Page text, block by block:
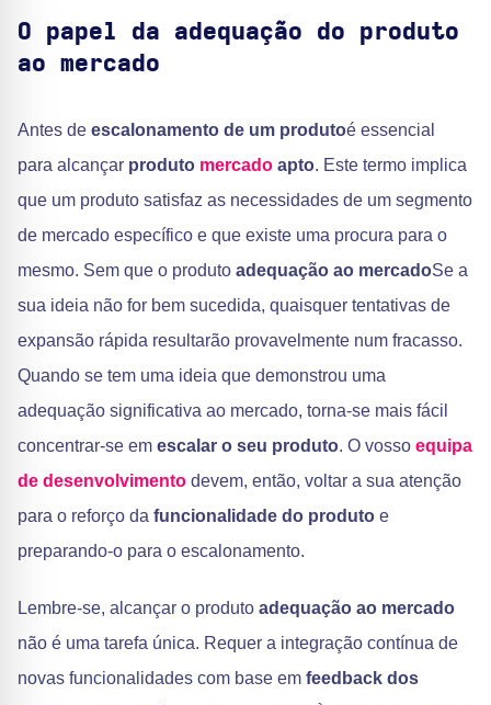
O papel da adequação do produto
ao mercado
Antes de escalonamento de um produtoé essencial
para alcançar produto mercado apto. Este termo implica
que um produto satisfaz as necessidades de um segmento
de mercado específico e que existe uma procura para o
mesmo. Sem que o produto adequação ao mercadoSe a
sua ideia não for bem sucedida, quaisquer tentativas de
expansão rápida resultarão provavelmente num fracasso.
Quando se tem uma ideia que demonstrou uma
adequação significativa ao mercado, torna-se mais fácil
concentrar-se em escalar o seu produto. O vosso equipa
de desenvolvimento devem, então, voltar a sua atenção
para o reforço da funcionalidade do produto e
preparando-o para o escalonamento.
Lembre-se, alcançar o produto adequação ao mercado
não é uma tarefa única. Requer a integração contínua de
novas funcionalidades com base em feedback dos